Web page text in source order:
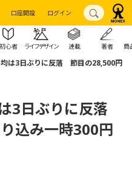
口座開設 ログイン
初心者 ライフデザイン 連載 著者 商
均は3日ぶりに反落 節目の28,500円
3日ぶりに反落
込み一時300円